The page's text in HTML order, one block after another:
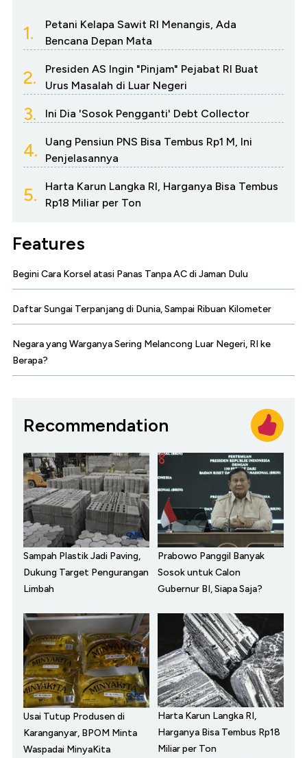
1.
Petani Kelapa Sawit RI Menangis, Ada
Bencana Depan Mata
2.
Presiden AS Ingin "Pinjam" Pejabat RI Buat
Urus Masalah di Luar Negeri
3. Ini Dia 'Sosok Pengganti' Debt Collector
4.
Uang Pensiun PNS Bisa Tembus Rp1 M, Ini
Penjelasannya
5.
Harta Karun Langka RI, Harganya Bisa Tembus
Rp18 Miliar per Ton
Features
Begini Cara Korsel atasi Panas Tanpa AC di Jaman Dulu
Daftar Sungai Terpanjang di Dunia, Sampai Ribuan Kilometer
Negara yang Warganya Sering Melancong Luar Negeri, RI ke
Berapa?
Recommendation
Sampah Plastik Jadi Paving,
Dukung Target Pengurangan
Limbah
Prabowo Panggil Banyak
Sosok untuk Calon
Gubernur BI, Siapa Saja?
Usai Tutup Produsen di
Karanganyar, BPOM Minta
Waspadai MinyaKita
Harta Karun Langka RI,
Harganya Bisa Tembus Rp18
Miliar per Ton